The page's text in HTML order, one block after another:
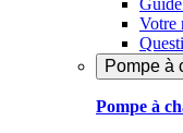
Votre
Pompe à
Pompe à